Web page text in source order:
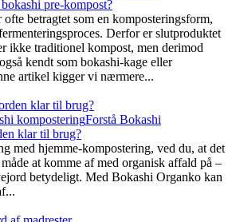
pre-kompost?
betragtet som en komposteringsform,
Derfor er slutproduktet
ikke traditionel kompost, men derimod
kendt som bokashi-kage eller
artikel kigger vi nærmere...
komposteringForstå Bokashi
klar til brug?
med hjemme-kompostering, ved du, at det
at komme af med organisk affald på –
betydeligt. Med Bokashi Organko kan